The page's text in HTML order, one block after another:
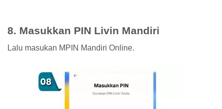
8. Masukkan PIN Livin Mandiri
Lalu masukan MPIN Mandiri Online.